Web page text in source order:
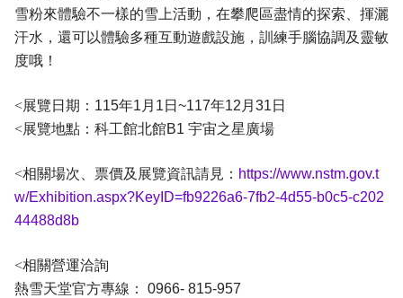
雪粉來體驗不一樣的雪上活動，在攀爬區盡情的探索、揮灑
汗水，還可以體驗多種互動遊戲設施，訓練手腦協調及靈敏
度哦！
<展覽日期：115年1月1日~117年12月31日
<展覽地點：科工館北館B1 宇宙之星廣場
<相關場次、票價及展覽資訊請見： https://www.nstm.gov.t
w/Exhibition.aspx?KeyID=fb9226a6-7fb2-4d55-b0c5-c202
44488d8b
<相關營運洽詢
熱雪天堂官方專線： 0966- 815-957